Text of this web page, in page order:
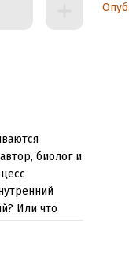
биолог и
Или что